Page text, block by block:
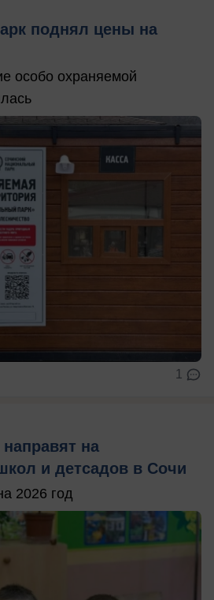
поднял цены на
особо охраняемой
1
на
и детсадов в Сочи
2026 год